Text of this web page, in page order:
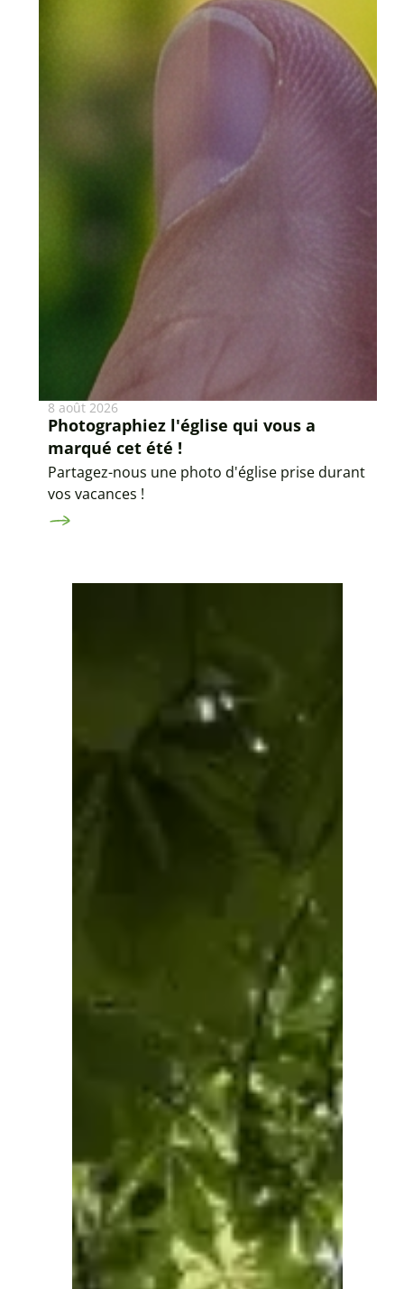
8 août 2026
Photographiez l'église qui vous a
marqué cet été !
Partagez-nous une photo d'église prise durant
vos vacances !